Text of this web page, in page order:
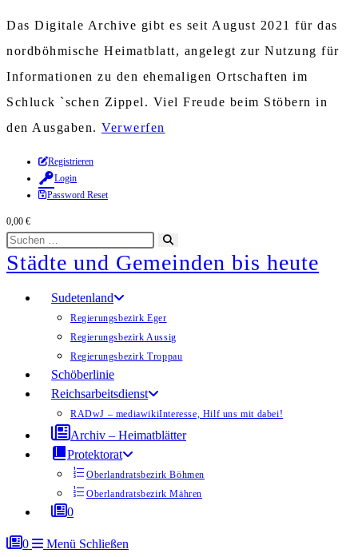
Das Digitale Archive gibt es seit August 2021 für das
nordböhmische Heimatblatt, angelegt zur Nutzung für
Informationen zu den ehemaligen Ortschaften im
Schluck `schen Zippel. Viel Freude beim Stöbern in
den Ausgaben. Verwerfen
Zum
Inhalt
springen
Registrieren
Login
Password Reset
0,00 €
Diese
Website
durchsuchen
starten
Städte und Gemeinden bis heute
Sudetenland
Regierungsbezirk Eger
Regierungsbezirk Aussig
Regierungsbezirk Troppau
Schöberlinie
Reichsarbeitsdienst
RADwJ – mediawikiInteresse, Hilf uns mit dabei!
Archiv – Heimatblätter
Protektorat
Oberlandratsbezirk Böhmen
Oberlandratsbezirk Mähren
0
0 Menü Schließen